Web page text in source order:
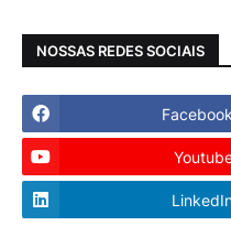
NOSSAS REDES SOCIAIS
Facebook